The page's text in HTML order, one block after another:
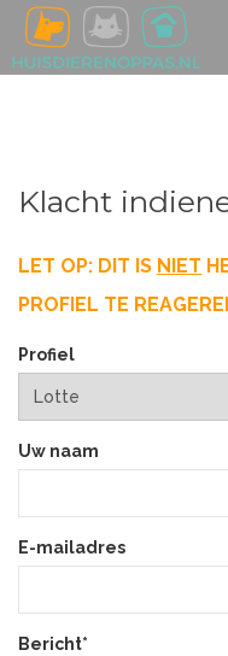
Klacht
LET OP: DIT IS NIET
PROFIEL TE
Profiel
Uw naam
E-mailadres
Bericht*